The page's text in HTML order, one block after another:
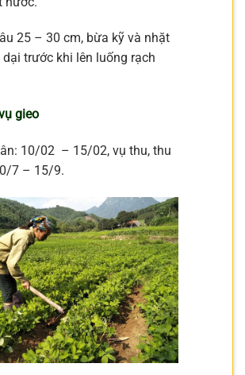
25 – 30 cm, bừa kỹ và nhặt
dại trước khi lên luống rạch
gieo
10/02 – 15/02, vụ thu, thu
7 – 15/9.